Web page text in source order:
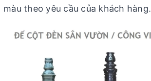
màu theo yêu cầu của khách hàng.